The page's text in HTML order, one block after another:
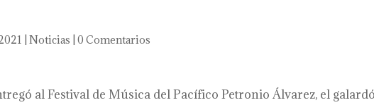
|Noticias |0 Comentarios
al Festival de Música del Pacífico Petronio Álvarez, el